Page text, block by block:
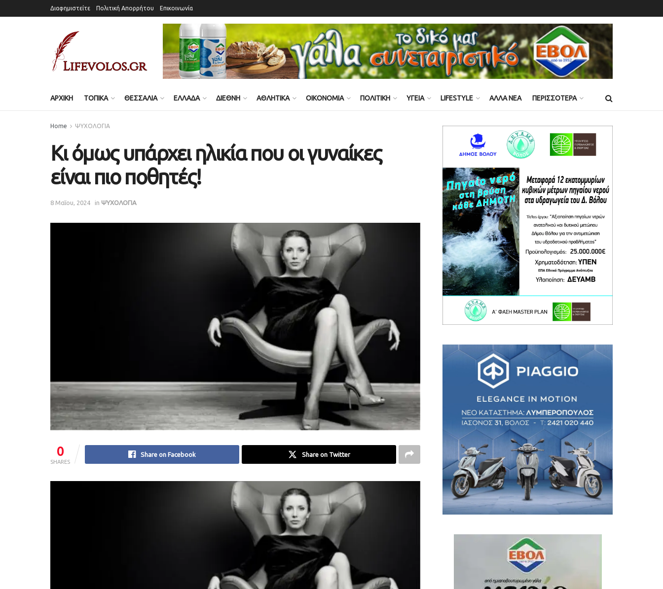
Διαφημιστείτε Πολιτική Απορρήτου Επικοινωνία
ΑΡΧΙΚΗ ΤΟΠΙΚΑ ΘΕΣΣΑΛΙΑ ΕΛΛΑΔΑ ΔΙΕΘΝΗ ΑΘΛΗΤΙΚΑ ΟΙΚΟΝΟΜΙΑ ΠΟΛΙΤΙΚΗ ΥΓΕΙΑ LIFESTYLE ΑΛΛΑ ΝΕΑ ΠΕΡΙΣΣΟΤΕΡΑ
Home ΨΥΧΟΛΟΓΙΑ
Κι όμως υπάρχει ηλικία που οι γυναίκες
είναι πιο ποθητές!
8 Μαΐου, 2024 in ΨΥΧΟΛΟΓΙΑ
0
SHARES
Share on Facebook Share on Twitter